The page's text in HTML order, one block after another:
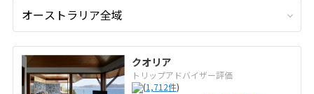
クオリア
トリップアドバイザー評価
(1,712件)